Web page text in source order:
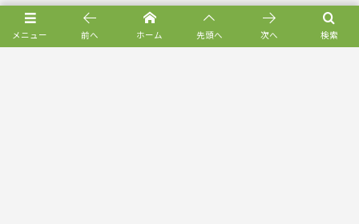
メニュー 検索
前へ ホーム 先頭へ 次へ